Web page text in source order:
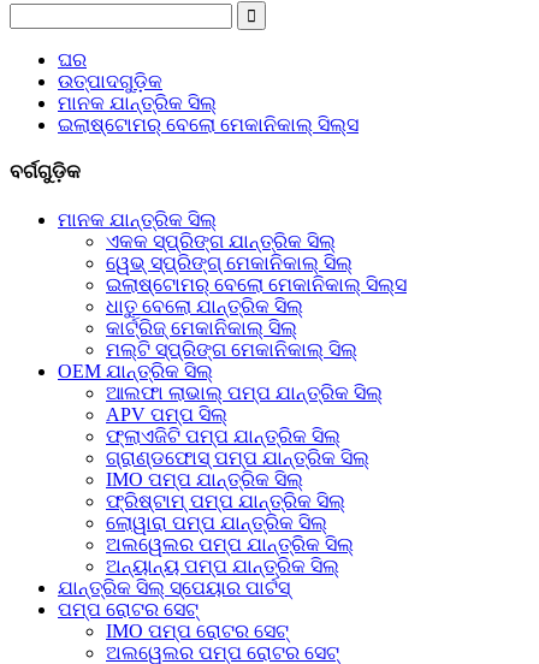
ଘର
ଉତ୍ପାଦଗୁଡ଼ିକ
ମାନକ ଯାନ୍ତ୍ରିକ ସିଲ୍
ଇଲାଷ୍ଟୋମର୍ ବେଲୋ ମେକାନିକାଲ୍ ସିଲ୍ସ
ବର୍ଗଗୁଡ଼ିକ
ମାନକ ଯାନ୍ତ୍ରିକ ସିଲ୍
ଏକକ ସ୍ପ୍ରିଙ୍ଗ ଯାନ୍ତ୍ରିକ ସିଲ୍
ୱେଭ୍ ସ୍ପ୍ରିଙ୍ଗ୍ ମେକାନିକାଲ୍ ସିଲ୍
ଇଲାଷ୍ଟୋମର୍ ବେଲୋ ମେକାନିକାଲ୍ ସିଲ୍ସ
ଧାତୁ ବେଲୋ ଯାନ୍ତ୍ରିକ ସିଲ୍
କାର୍ଟ୍ରିଜ୍ ମେକାନିକାଲ୍ ସିଲ୍
ମଲ୍ଟି ସ୍ପ୍ରିଙ୍ଗ ମେକାନିକାଲ୍ ସିଲ୍
OEM ଯାନ୍ତ୍ରିକ ସିଲ୍
ଆଲଫା ଲାଭାଲ୍ ପମ୍ପ ଯାନ୍ତ୍ରିକ ସିଲ୍
APV ପମ୍ପ ସିଲ୍
ଫ୍ଲାଏଜିଟି ପମ୍ପ ଯାନ୍ତ୍ରିକ ସିଲ୍
ଗ୍ରାଣ୍ଡଫୋସ୍ ପମ୍ପ ଯାନ୍ତ୍ରିକ ସିଲ୍
IMO ପମ୍ପ ଯାନ୍ତ୍ରିକ ସିଲ୍
ଫ୍ରିଷ୍ଟାମ୍ ପମ୍ପ ଯାନ୍ତ୍ରିକ ସିଲ୍
ଲୋୱାରା ପମ୍ପ ଯାନ୍ତ୍ରିକ ସିଲ୍
ଅଲୱେଲର ପମ୍ପ ଯାନ୍ତ୍ରିକ ସିଲ୍
ଅନ୍ୟାନ୍ୟ ପମ୍ପ ଯାନ୍ତ୍ରିକ ସିଲ୍
ଯାନ୍ତ୍ରିକ ସିଲ୍ ସ୍ପେୟାର ପାର୍ଟସ୍
ପମ୍ପ ରୋଟର ସେଟ୍
IMO ପମ୍ପ ରୋଟର ସେଟ୍
ଅଲୱେଲର ପମ୍ପ ରୋଟର ସେଟ୍